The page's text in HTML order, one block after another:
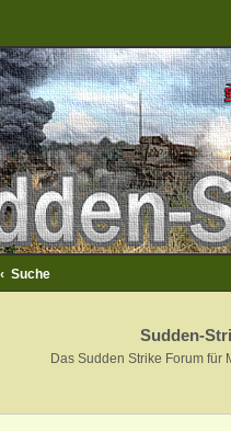
Suche
Sudden-
Das Sudden Strike Forum für